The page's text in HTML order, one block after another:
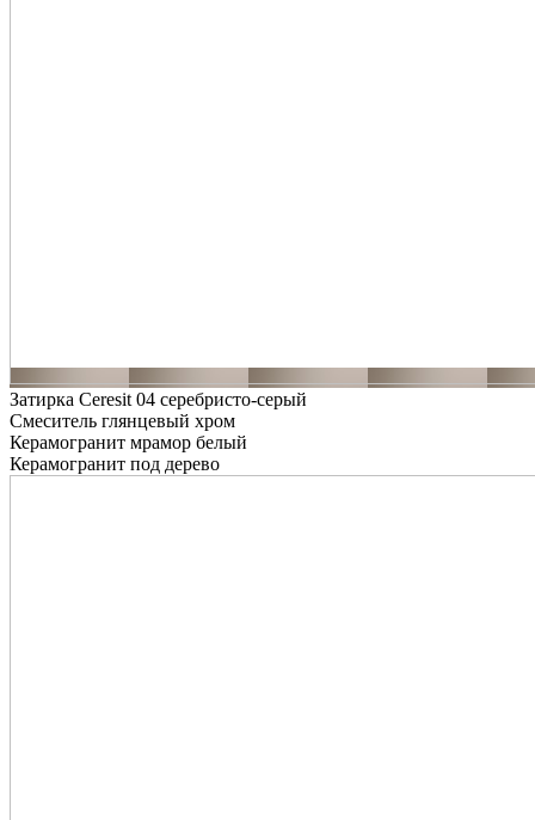
Затирка Ceresit 04 серебристо-серый
Смеситель глянцевый хром
Керамогранит мрамор белый
Керамогранит под дерево